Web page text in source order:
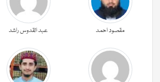
مقصود احمد عبد القدوس راشد